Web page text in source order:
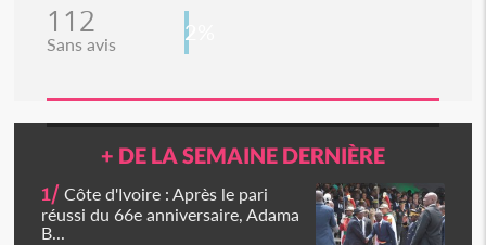
112
Sans avis 2%
+ DE LA SEMAINE DERNIÈRE
1/ Côte d'Ivoire : Après le pari
réussi du 66e anniversaire, Adama
B...